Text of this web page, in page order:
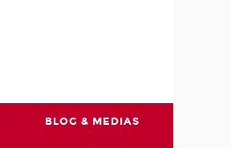
BLOG & MEDIAS